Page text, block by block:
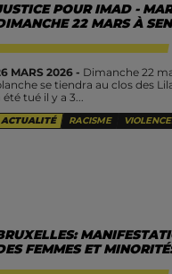
POUR IMAD -
22 MARS À
MARS 2026 - Dimanche 22
se tiendra au clos des
été tué il y a 3...
ACTUALITÉ RACISME
FEMMES ET